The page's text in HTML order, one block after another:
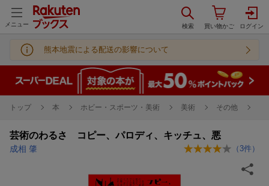
メニュー
熊本地震による配送の影響について
トップ 本 ホビー・スポーツ・美術 美術 その他
芸術のわるさ コピー、パロディ、キッチュ、悪
成相 肇 （ 3件）